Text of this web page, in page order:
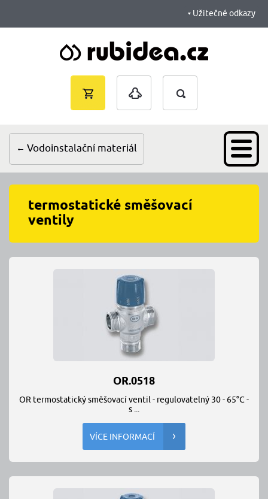
košík je
Vyhledávání
termostatické směšovací
ventily
OR.0518
OR termostatický směšovací ventil - regulovatelný 30 - 65°C -
s ...
VÍCE INFORMACÍ
Vodoinstalační materiál
Užitečné odkazy